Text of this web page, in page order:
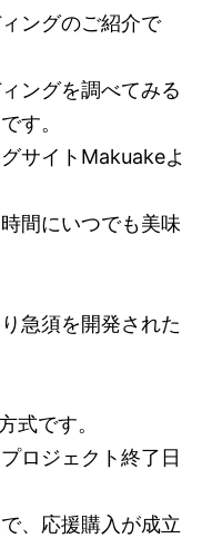
ングのご紹介で
ングを調べてみる
す。
サイトMakuakeよ
間にいつでも美味
急須を開発された
式です。
ロジェクト終了日
、応援購入が成立